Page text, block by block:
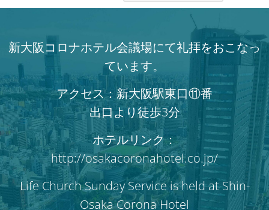
新大阪コロナホテル会議場にて礼拝をおこなっ
ています。
アクセス：新大阪駅東口⑪番
出口より徒歩3分
ホテルリンク：
http://osakacoronahotel.co.jp/
Life Church Sunday Service is held at Shin-
Osaka Corona Hotel